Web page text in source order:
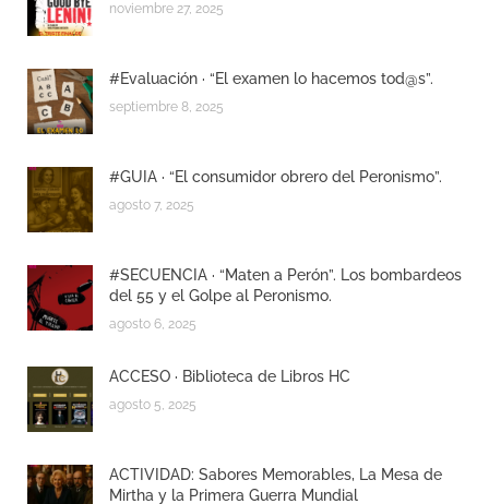
noviembre 27, 2025
#Evaluación · “El examen lo hacemos tod@s”.
septiembre 8, 2025
#GUIA · “El consumidor obrero del Peronismo”.
agosto 7, 2025
#SECUENCIA · “Maten a Perón”. Los bombardeos
del 55 y el Golpe al Peronismo.
agosto 6, 2025
ACCESO · Biblioteca de Libros HC
agosto 5, 2025
ACTIVIDAD: Sabores Memorables, La Mesa de
Mirtha y la Primera Guerra Mundial